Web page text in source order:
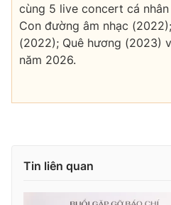
cùng 5 live concert cá
Con đường âm nhạc
(2022); Quê hương (2023)
năm 2026.
Tin liên quan